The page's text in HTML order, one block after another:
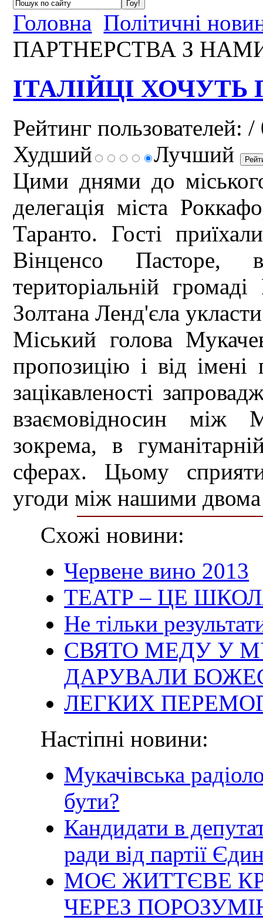
Головна Політичні
ПАРТНЕРСТВА З
ІТАЛІЙЦІ
Рейтинг пользователей: /
Худший
Лучший
Цими днями до
делегація міста
Таранто. Гості
Вінценсо Пасторе,
територіальній
Золтана Ленд'єла
Міський голова
пропозицію і від
зацікавленості
взаємовідносин між
зокрема, в
сферах. Цьому
угоди між нашими двома
Схожі новини:
Червене вино 2013
ТЕАТР – ЦЕ
Не тільки
СВЯТО МЕДУ У
ДАРУВАЛИ
ЛЕГКИХ
Настіпні новини:
Мукачівська
бути?
Кандидати в
ради від партії
МОЄ ЖИТТЄВЕ
ЧЕРЕЗ